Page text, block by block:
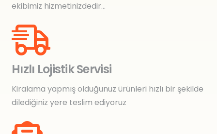
ekibimiz hizmetinizdedir…
Hızlı Lojistik Servisi
Kiralama yapmış olduğunuz ürünleri hızlı bir şekilde
dilediğiniz yere teslim ediyoruz